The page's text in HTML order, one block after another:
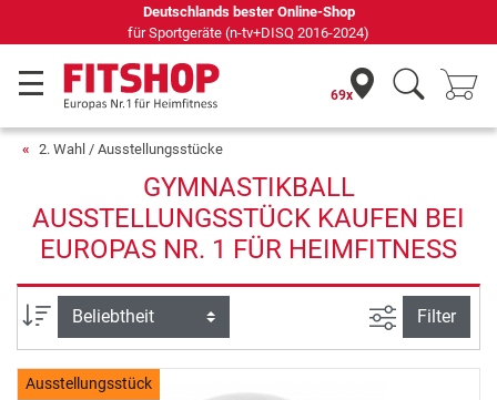
Deutschlands bester Online-Shop
für Sportgeräte (n-tv+DISQ 2016-2024)
69x
2. Wahl / Ausstellungsstücke
GYMNASTIKBALL
AUSSTELLUNGSSTÜCK KAUFEN BEI
EUROPAS NR. 1 FÜR HEIMFITNESS
Sortierung Ansicht
Filter
Ausstellungsstück